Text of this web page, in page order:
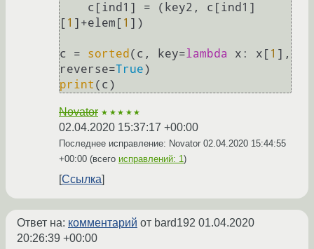
[ 1 ]+elem[ 1 ])
c = sorted (c, key=lambda x: x[ 1 ],
reverse=True
print
Novator ★★★★★
02.04.2020 15:37:17 +00:00
Последнее исправление: Novator 02.04.2020 15:44:55
+00:00 (всего исправлений: 1)
Ссылка
Ответ на: комментарий от bard192 01.04.2020
20:26:39 +00:00